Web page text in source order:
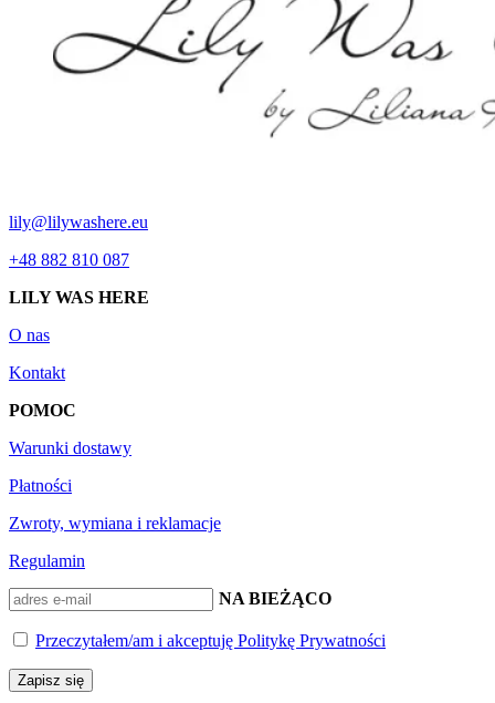
lily@lilywashere.eu
+48 882 810 087
LILY WAS HERE
O nas
Kontakt
POMOC
Warunki dostawy
Płatności
Zwroty, wymiana i reklamacje
Regulamin
BĄDŹ NA BIEŻĄCO
Przeczytałem/am i akceptuję Politykę Prywatności